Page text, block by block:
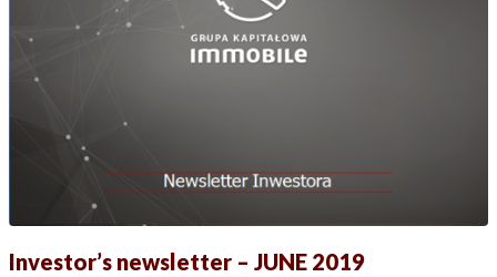
Investor’s newsletter – JUNE 2019